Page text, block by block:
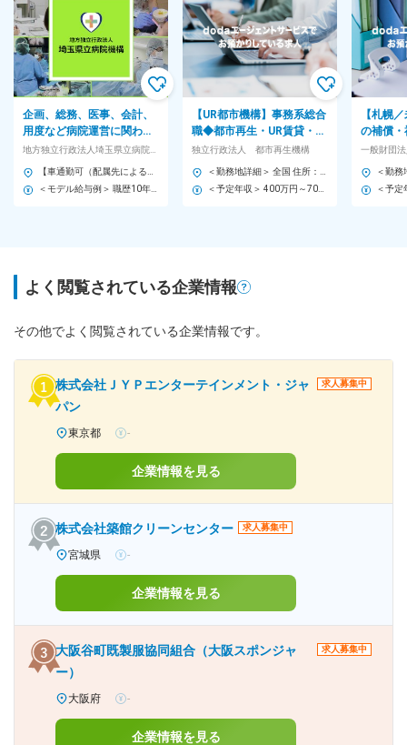
企画、総務、医事、会計、
用度など病院運営に関わる
事務局業務のいずれかをお
任せします。
【UR都市機構】事務系総合
職◆都市再生・UR賃貸・災
害復興／在宅勤務可／土日
祝休／離職率1.3%
独立行政法人 都市再生機構
【札幌
の補償・
の法人
／50年
一般財団
よく閲覧されている企業情報
その他でよく閲覧されている企業情報です。
株式会社ＪＹＰエンターテインメント・ジャ
パン
求人募集中
東京都 -
企業情報を見る
株式会社築館クリーンセンター 求人募集中
宮城県 -
企業情報を見る
大阪谷町既製服協同組合（大阪スポンジャ
ー）
求人募集中
大阪府 -
企業情報を見る